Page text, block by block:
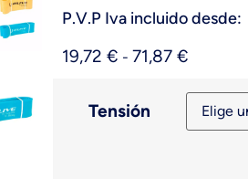
P.V.P Iva incluido desde:
19,72 € - 71,87 €
Tensión